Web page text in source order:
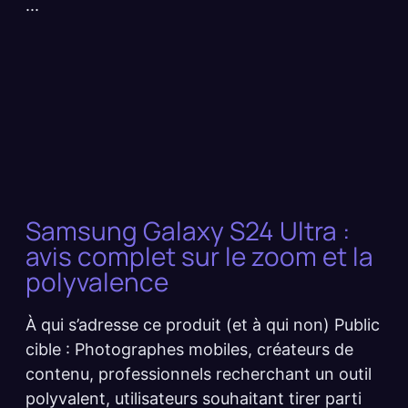
...
Samsung Galaxy S24 Ultra :
avis complet sur le zoom et la
polyvalence
À qui s’adresse ce produit (et à qui non) Public
cible : Photographes mobiles, créateurs de
contenu, professionnels recherchant un outil
polyvalent, utilisateurs souhaitant tirer parti